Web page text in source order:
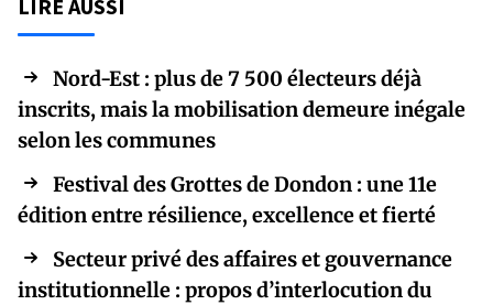
LIRE AUSSI
Nord-Est : plus de 7 500 électeurs déjà
inscrits, mais la mobilisation demeure inégale
selon les communes
Festival des Grottes de Dondon : une 11e
édition entre résilience, excellence et fierté
Secteur privé des affaires et gouvernance
institutionnelle : propos d’interlocution du